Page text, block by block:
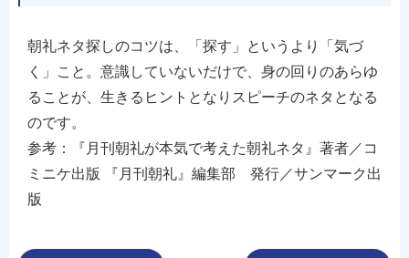
朝礼ネタ探しのコツは、「探す」というより「気づ
く」こと。意識していないだけで、身の回りのあらゆ
ることが、生きるヒントとなりスピーチのネタとなる
のです。
参考：『月刊朝礼が本気で考えた朝礼ネタ』著者／コ
ミニケ出版 『月刊朝礼』編集部 発行／サンマーク出
版